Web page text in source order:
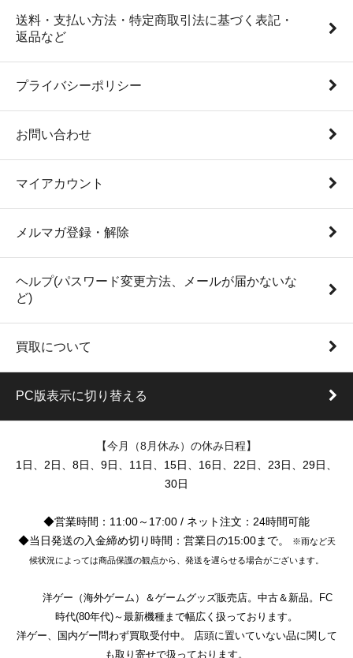
送料・支払い方法・特定商取引法に基づく表記・
返品など
プライバシーポリシー
お問い合わせ
マイアカウント
メルマガ登録・解除
ヘルプ(パスワード変更方法、メールが届かないな
ど)
買取について
PC版表示に切り替える
【今月（8月休み）の休み日程】
1日、2日、8日、9日、11日、15日、16日、22日、23日、29日、
30日
◆営業時間：11:00～17:00 / ネット注文：24時間可能
◆当日発送の入金締め切り時間：営業日の15:00まで。
※雨など天
候状況によっては商品保護の観点から、発送を遅らせる場合がございます。
洋ゲー（海外ゲーム）＆ゲームグッズ販売店。中古＆新品。FC
時代(80年代)～最新機種まで幅広く扱っております。
洋ゲー、国内ゲー問わず買取受付中。 店頭に置いていない品に関して
も取り寄せで扱っております。